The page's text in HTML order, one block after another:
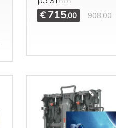
€ 715,00 908,00